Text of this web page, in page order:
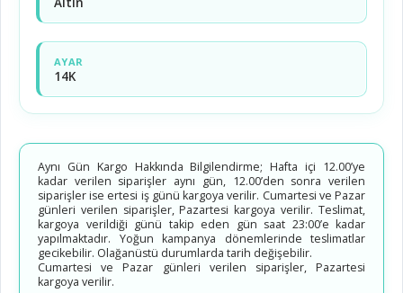
AYAR
14K
Aynı Gün Kargo Hakkında Bilgilendirme; Hafta içi 12.00’ye
kadar verilen siparişler aynı gün, 12.00’den sonra verilen
siparişler ise ertesi iş günü kargoya verilir. Cumartesi ve Pazar
günleri verilen siparişler, Pazartesi kargoya verilir. Teslimat,
kargoya verildiği günü takip eden gün saat 23:00’e kadar
yapılmaktadır. Yoğun kampanya dönemlerinde teslimatlar
gecikebilir. Olağanüstü durumlarda tarih değişebilir.
Cumartesi ve Pazar günleri verilen siparişler, Pazartesi
kargoya verilir.